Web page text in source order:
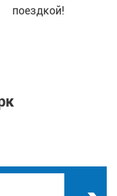
поездкой!